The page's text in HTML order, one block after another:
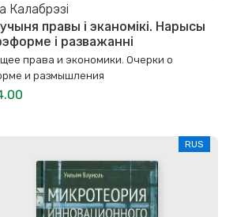
Калабрэзі
правы і эканомікі. Нарысы
і разважанні
права и экономики. Очерки о
и размышления
RUS